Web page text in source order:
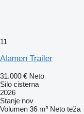
11
Alamen Trailer
31.000 € Neto
Silo cisterna
2026
Stanje nov
Volumen 36 m³ Neto teža